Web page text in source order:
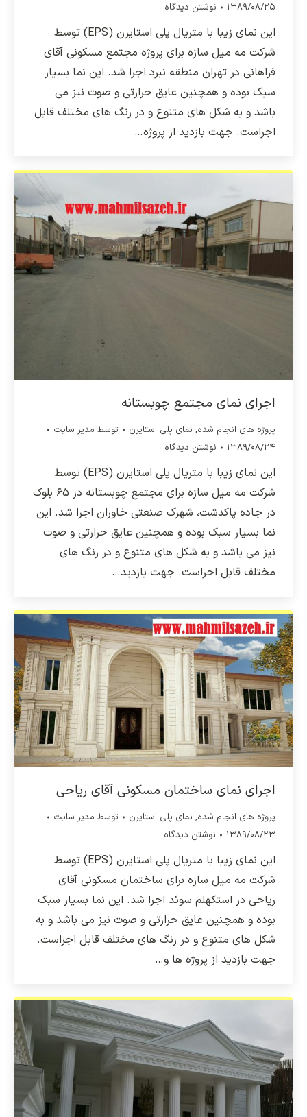
۱۳۸۹/۰۸/۲۵
نوشتن دیدگاه
این نمای زیبا با متریال پلی استایرن (EPS) توسط
شرکت مه میل سازه برای پروژه مجتمع مسکونی آقای
فراهانی در تهران منطقه نبرد اجرا شد. این نما بسیار
سبک بوده و همچنین عایق حرارتی و صوت نیز می
باشد و به شکل های متنوع و در رنگ های مختلف قابل
اجراست. جهت بازدید از پروژه…
اجرای نمای مجتمع چوبستانه
پروژه های انجام شده, نمای پلی استایرن توسط مدیر سایت
۱۳۸۹/۰۸/۲۴
نوشتن دیدگاه
این نمای زیبا با متریال پلی استایرن (EPS) توسط
شرکت مه میل سازه برای مجتمع چوبستانه در ۶۵ بلوک
در جاده پاکدشت، شهرک صنعتی خاوران اجرا شد. این
نما بسیار سبک بوده و همچنین عایق حرارتی و صوت
نیز می باشد و به شکل های متنوع و در رنگ های
مختلف قابل اجراست. جهت بازدید…
اجرای نمای ساختمان مسکونی آقای ریاحی
پروژه های انجام شده, نمای پلی استایرن توسط مدیر سایت
۱۳۸۹/۰۸/۲۳
نوشتن دیدگاه
این نمای زیبا با متریال پلی استایرن (EPS) توسط
شرکت مه میل سازه برای ساختمان مسکونی آقای
ریاحی در استکهلم سوئد اجرا شد. این نما بسیار سبک
بوده و همچنین عایق حرارتی و صوت نیز می باشد و به
شکل های متنوع و در رنگ های مختلف قابل اجراست.
جهت بازدید از پروژه ها و…